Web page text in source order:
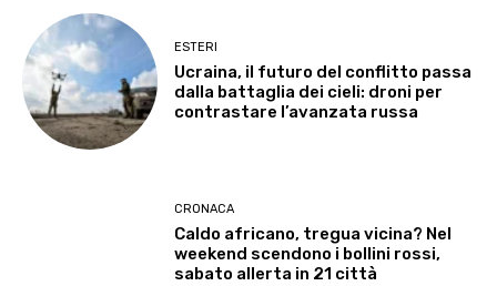
ESTERI
Ucraina, il futuro del conflitto passa
dalla battaglia dei cieli: droni per
contrastare l’avanzata russa
CRONACA
Caldo africano, tregua vicina? Nel
weekend scendono i bollini rossi,
sabato allerta in 21 città